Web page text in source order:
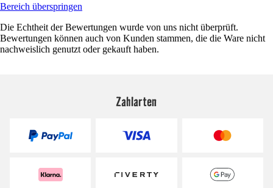
Bereich überspringen
Die Echtheit der Bewertungen wurde von uns nicht überprüft.
Bewertungen können auch von Kunden stammen, die die Ware nicht
nachweislich genutzt oder gekauft haben.
Zahlarten